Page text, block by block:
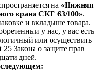
на «Нижняя
крана СКГ-63/100».
и вкладыше товара.
у нас, у вас есть
или осуществить
25 Закона о защите прав
дней.
следующем: